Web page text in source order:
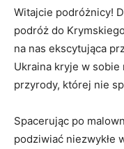
Witajcie podróżnicy!
podróż do
na nas ekscytująca
Ukraina kryje w sobie
przyrody, której nie
Spacerując po
podziwiać niezwykłe